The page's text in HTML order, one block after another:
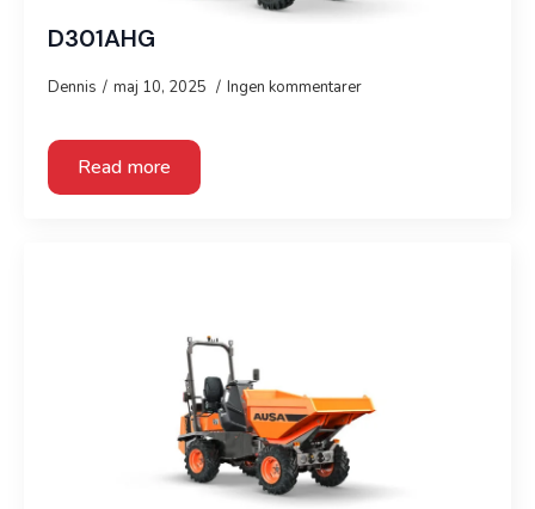
D301AHG
Dennis maj 10, 2025 Ingen kommentarer
Read more